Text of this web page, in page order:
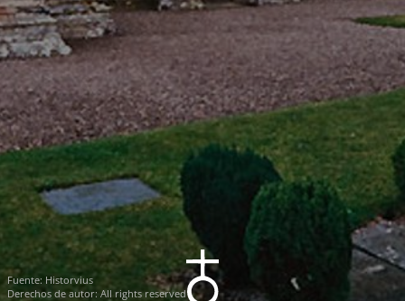
Fuente: Historvius
Derechos de autor: All rights reserved